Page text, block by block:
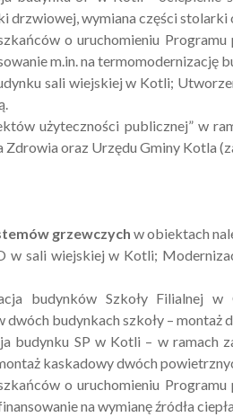
drzwiowej, wymiana części stolarki
o uruchomieniu
m.in. na termomodernizację
sali wiejskiej w Kotli;
użyteczności publicznej” w
Zdrowia oraz Urzędu Gminy Kotla
grzewczych w obiektach
w sali wiejskiej w Kotli;
budynków Szkoły Filialnej
dwóch budynkach szkoły – montaż
budynku SP w Kotli – w ramach
kaskadowy dwóch
o uruchomieniu
na wymianę źródła